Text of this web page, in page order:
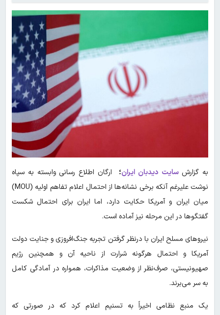
به گزارشسایت دیدبان ایران؛ ارگان اطلاع رسانی وابسته به سپاه
نوشت علیرغم آنکه برخی نشانه‌ها از احتمال اعلام تفاهم اولیه (MOU)
میان ایران و آمریکا حکایت دارد، اما ایران برای احتمال شکست
گفتگوها در این مرحله نیز آماده است.
نیروهای مسلح ایران با درنظر گرفتن تجربه جنگ‌افروزی و جنایت دولت
آمریکا و احتمال هرگونه شرارت از ناحیه آن و همچنین رژیم
صهیونیستی، صرف‌نظر از وضعیت مذاکرات، همواره در آمادگی کامل
به سر می‌برند.
یک منبع نظامی اخیراً به تسنیم اعلام کرد که در صورتی که